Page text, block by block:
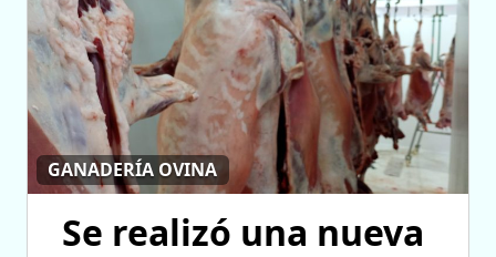
GANADERÍA OVINA
Se realizó una nueva